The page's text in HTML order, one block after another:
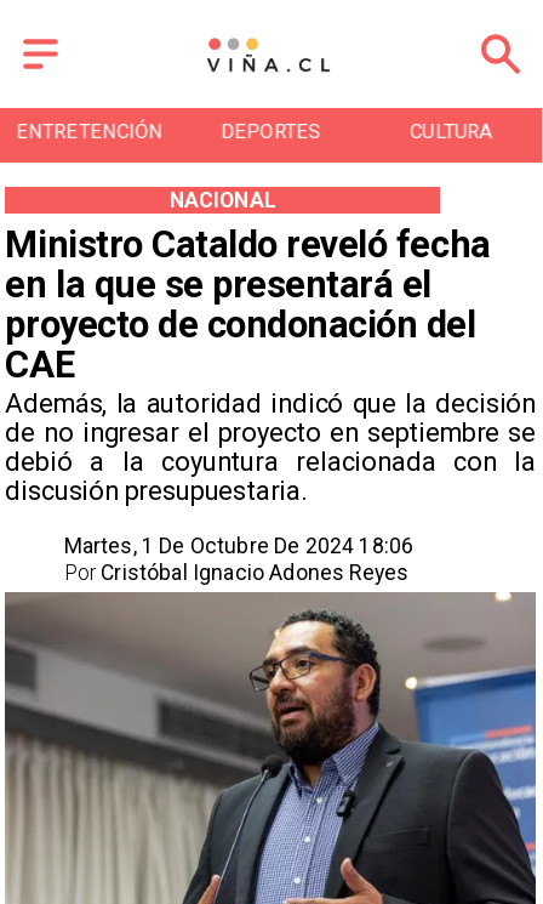
ENTRETENCIÓN DEPORTES CULTURA
Ministro Cataldo reveló fecha
en la que se presentará el
proyecto de condonación del
CAE
Además, la autoridad indicó que la decisión
de no ingresar el proyecto en septiembre se
debió a la coyuntura relacionada con la
discusión presupuestaria.
NACIONAL
Martes, 1 De Octubre De 2024 18:06
Cristóbal Ignacio Adones Reyes
Por